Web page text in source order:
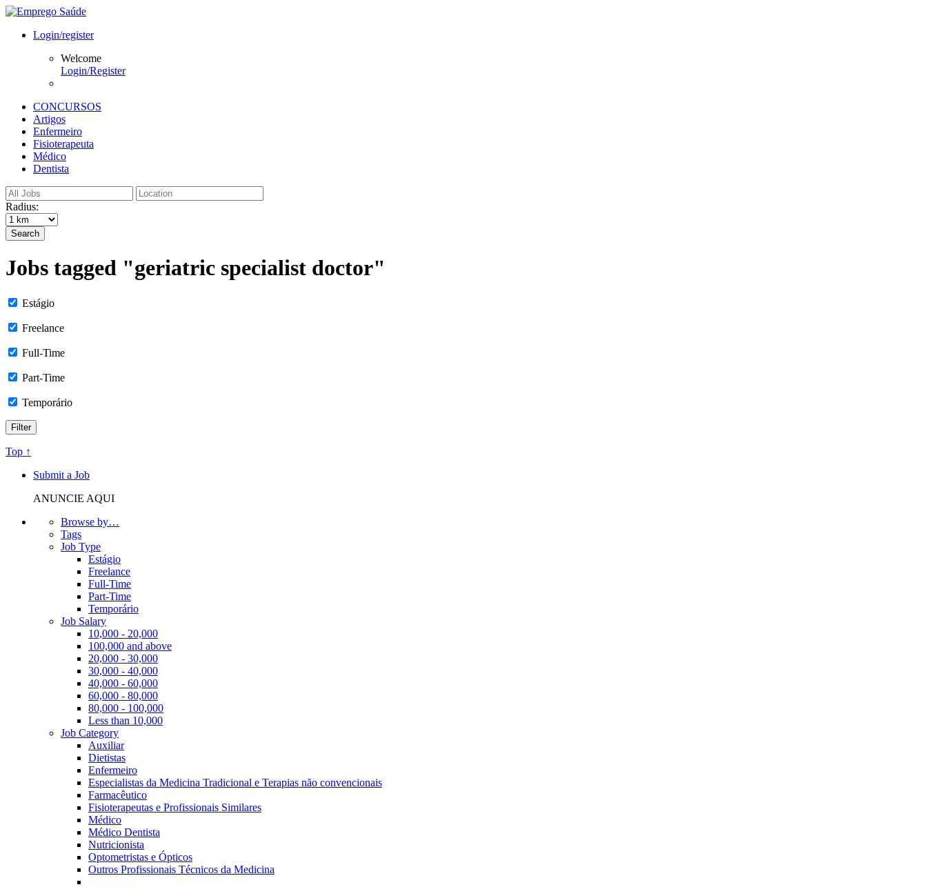
Login/register
Welcome
Login/Register
CONCURSOS
Artigos
Enfermeiro
Fisioterapeuta
Médico
Dentista
Radius:
Search
Jobs tagged "geriatric specialist doctor"
Estágio
Freelance
Full-Time
Part-Time
Temporário
Top ↑
Submit a Job
ANUNCIE AQUI
Browse by…
Tags
Job Type
Estágio
Freelance
Full-Time
Part-Time
Temporário
Job Salary
10,000 - 20,000
100,000 and above
20,000 - 30,000
30,000 - 40,000
40,000 - 60,000
60,000 - 80,000
80,000 - 100,000
Less than 10,000
Job Category
Auxiliar
Dietistas
Enfermeiro
Especialistas da Medicina Tradicional e Terapias não convencionais
Farmacêutico
Fisioterapeutas e Profissionais Similares
Médico
Médico Dentista
Nutricionista
Optometristas e Ópticos
Outros Profissionais Técnicos da Medicina